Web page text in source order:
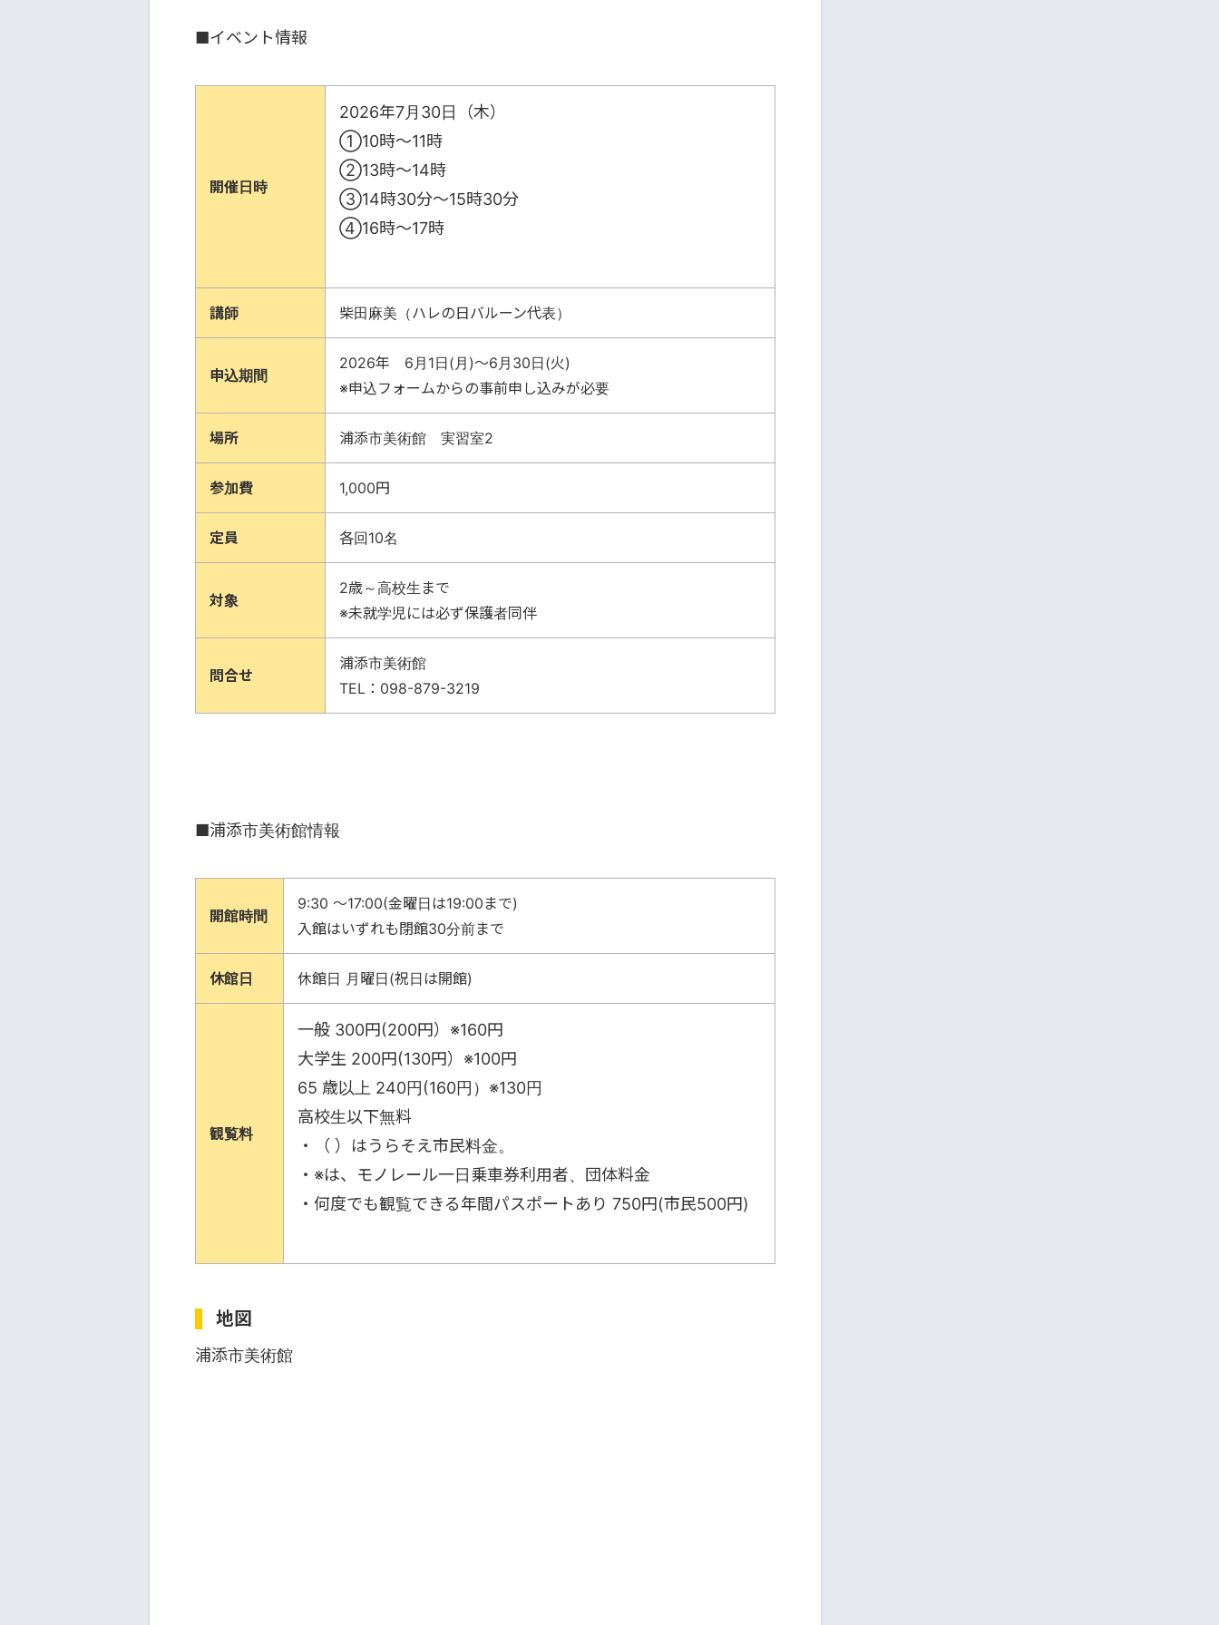
■イベント情報
開催日時
2026年7月30日（木）
①10時～11時
②13時～14時
③14時30分～15時30分
④16時～17時
講師 柴田麻美（ハレの日バルーン代表）
申込期間
2026年 6月1日(月)～6月30日(火)
※申込フォームからの事前申し込みが必要
場所 浦添市美術館 実習室2
参加費 1,000円
定員 各回10名
対象
2歳～高校生まで
※未就学児には必ず保護者同伴
問合せ
浦添市美術館
TEL：098-879-3219
■浦添市美術館情報
開館時間
9:30 ～17:00(金曜日は19:00まで)
入館はいずれも閉館30分前まで
休館日 休館日 月曜日(祝日は開館)
観覧料
一般 300円(200円）※160円
大学生 200円(130円）※100円
65 歳以上 240円(160円）※130円
高校生以下無料
・（ ）はうらそえ市民料金。
・※は、モノレール一日乗車券利用者、団体料金
・何度でも観覧できる年間パスポートあり 750円(市民500円)
地図
浦添市美術館